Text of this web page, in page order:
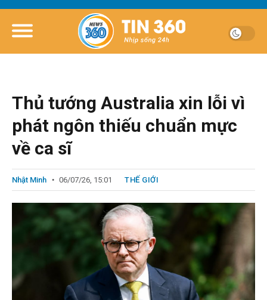
Thủ tướng Australia xin lỗi vì
phát ngôn thiếu chuẩn mực
về ca sĩ
Nhật Minh 06/07/26, 15:01 THẾ GIỚI